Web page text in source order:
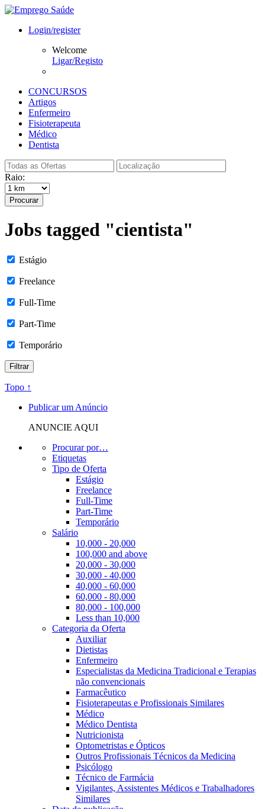
Login/register
Welcome
Ligar/Registo
CONCURSOS
Artigos
Enfermeiro
Fisioterapeuta
Médico
Dentista
Raio:
Procurar
Jobs tagged "cientista"
Estágio
Freelance
Full-Time
Part-Time
Temporário
Topo ↑
Publicar um Anúncio
ANUNCIE AQUI
Procurar por…
Etiquetas
Tipo de Oferta
Estágio
Freelance
Full-Time
Part-Time
Temporário
Salário
10,000 - 20,000
100,000 and above
20,000 - 30,000
30,000 - 40,000
40,000 - 60,000
60,000 - 80,000
80,000 - 100,000
Less than 10,000
Categoria da Oferta
Auxiliar
Dietistas
Enfermeiro
Especialistas da Medicina Tradicional e Terapias
não convencionais
Farmacêutico
Fisioterapeutas e Profissionais Similares
Médico
Médico Dentista
Nutricionista
Optometristas e Ópticos
Outros Profissionais Técnicos da Medicina
Psicólogo
Técnico de Farmácia
Vigilantes, Assistentes Médicos e Trabalhadores
Similares